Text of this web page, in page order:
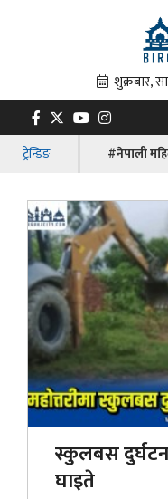
ट्रेन्डिङ #नेपाली
स्कुलबस
घाइते